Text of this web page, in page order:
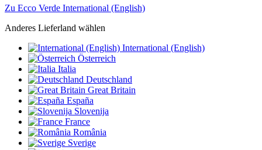
Zu Ecco Verde International (English)
Anderes Lieferland wählen
International (English)
Österreich
Italia
Deutschland
Great Britain
España
Slovenija
France
România
Sverige